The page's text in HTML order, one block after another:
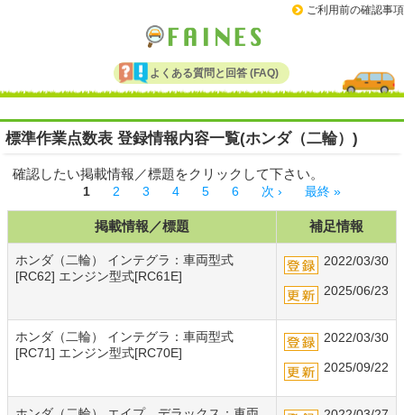
ご利用前の確認事項
よくある質問と回答 (FAQ)
標準作業点数表 登録情報内容一覧(ホンダ（二輪）)
確認したい掲載情報／標題をクリックして下さい。
1 2 3 4 5 6 次 › 最終 »
掲載情報／標題 補足情報
ホンダ（二輪） インテグラ：車両型式
[RC62] エンジン型式[RC61E]
2022/03/30
2025/06/23
ホンダ（二輪） インテグラ：車両型式
[RC71] エンジン型式[RC70E]
2022/03/30
2025/09/22